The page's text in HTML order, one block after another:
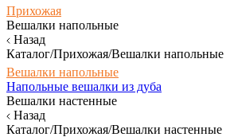
Прихожая
Вешалки напольные
Назад
Каталог/Прихожая/Вешалки напольные
Вешалки напольные
Напольные вешалки из дуба
Вешалки настенные
Назад
Каталог/Прихожая/Вешалки настенные